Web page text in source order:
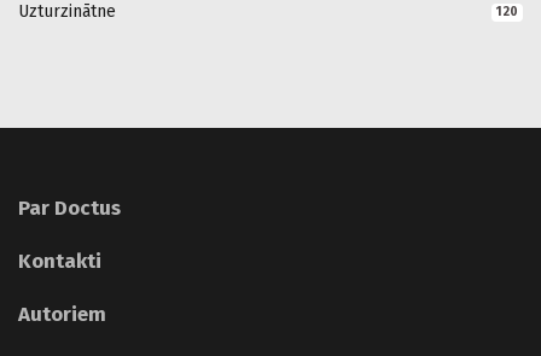
Uzturzinātne 120
Par Doctus
Kontakti
Autoriem